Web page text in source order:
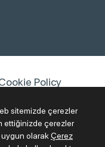
Policy
sitemizde çerezler
ettiğinizde çerezler
olarakÇerez